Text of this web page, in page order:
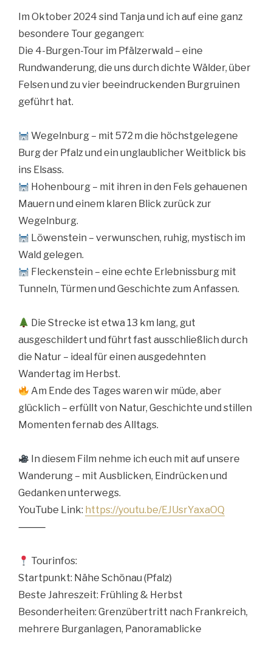
Im Oktober 2024 sind Tanja und ich auf eine ganz
besondere Tour gegangen:
Die 4-Burgen-Tour im Pfälzerwald – eine
Rundwanderung, die uns durch dichte Wälder, über
Felsen und zu vier beeindruckenden Burgruinen
geführt hat.
Wegelnburg – mit 572 m die höchstgelegene
Burg der Pfalz und ein unglaublicher Weitblick bis
ins Elsass.
Hohenbourg – mit ihren in den Fels gehauenen
Mauern und einem klaren Blick zurück zur
Wegelnburg.
Löwenstein – verwunschen, ruhig, mystisch im
Wald gelegen.
Fleckenstein – eine echte Erlebnissburg mit
Tunneln, Türmen und Geschichte zum Anfassen.
Die Strecke ist etwa 13 km lang, gut
ausgeschildert und führt fast ausschließlich durch
die Natur – ideal für einen ausgedehnten
Wandertag im Herbst.
Am Ende des Tages waren wir müde, aber
glücklich – erfüllt von Natur, Geschichte und stillen
Momenten fernab des Alltags.
In diesem Film nehme ich euch mit auf unsere
Wanderung – mit Ausblicken, Eindrücken und
Gedanken unterwegs.
YouTube Link: https://youtu.be/EJUsrYaxaOQ
⸻
Tourinfos:
Startpunkt: Nähe Schönau (Pfalz)
Beste Jahreszeit: Frühling & Herbst
Besonderheiten: Grenzübertritt nach Frankreich,
mehrere Burganlagen, Panoramablicke